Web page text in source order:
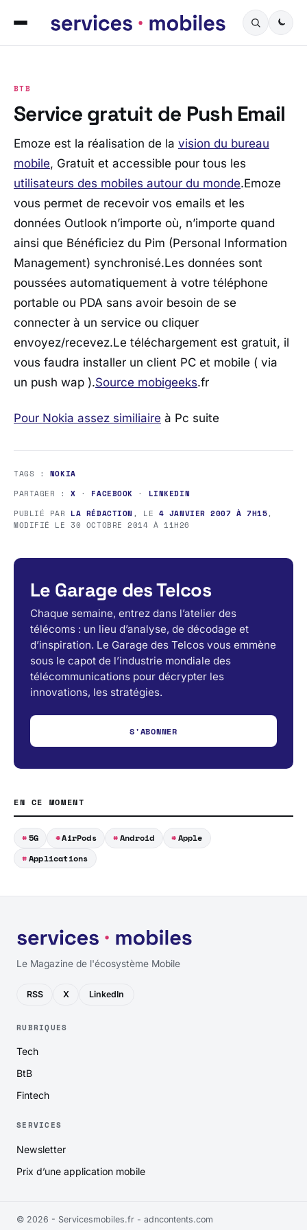
BTB
Service gratuit de Push Email
Emoze est la réalisation de la vision du bureau
mobile, Gratuit et accessible pour tous les
utilisateurs des mobiles autour du monde.Emoze
vous permet de recevoir vos emails et les
données Outlook n’importe où, n’importe quand
ainsi que Bénéficiez du Pim (Personal Information
Management) synchronisé.Les données sont
poussées automatiquement à votre téléphone
portable ou PDA sans avoir besoin de se
connecter à un service ou cliquer
envoyez/recevez.Le téléchargement est gratuit, il
vous faudra installer un client PC et mobile ( via
un push wap ).Source mobigeeks.fr
Pour Nokia assez similiaire à Pc suite
TAGS : NOKIA
PARTAGER :X · FACEBOOK · LINKEDIN
PUBLIÉ PAR LA RÉDACTION , LE 4 JANVIER 2007 À 7H15,
MODIFIÉ LE30 OCTOBRE 2014 À 11H26
Le Garage des Telcos
Chaque semaine, entrez dans l’atelier des
télécoms : un lieu d’analyse, de décodage et
d’inspiration. Le Garage des Telcos vous emmène
sous le capot de l’industrie mondiale des
télécommunications pour décrypter les
innovations, les stratégies.
S'ABONNER
EN CE MOMENT
5G AirPods Android
Apple
Applications
Le Magazine de l'écosystème Mobile
RSS X LinkedIn
RUBRIQUES
Tech
BtB
Fintech
SERVICES
Newsletter
Prix d’une application mobile
© 2026 - Servicesmobiles.fr - adncontents.com